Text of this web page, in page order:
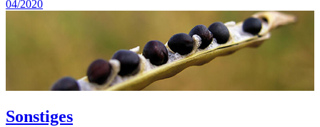
04/2020
Sonstiges